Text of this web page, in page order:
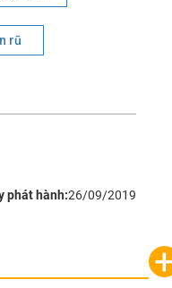
rũ
phát hành:26/09/2019